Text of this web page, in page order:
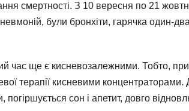
смертності. З 10 вересня по 21
були бронхіти, гарячка один-два
час ще є кисневозалежними. Тобто, при
терапії кисневими концентраторами.
сон і апетит, довго